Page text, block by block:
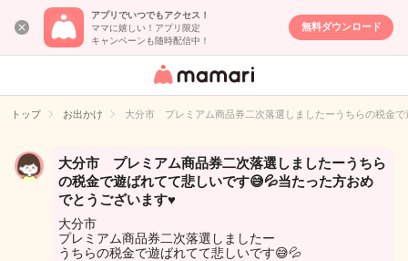
アプリでいつでもアクセス！
ママに嬉しい！アプリ限定
キャンペーンも随時配信中！
無料ダウンロード
女性専用匿名QA
イト
トップ お出かけ 大分市 プレミアム商品券二次落選しましたーうちらの税金
大分市 プレミアム商品券二次落選しましたーうちら
の税金で遊ばれてて悲しいです😅💦当たった方おめ
でとうございます♥
大分市
プレミアム商品券二次落選しましたー
うちらの税金で遊ばれてて悲しいです😅💦